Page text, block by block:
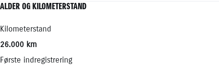
ALDER OG KILOMETERSTAND
Kilometerstand
26.000 km
Første indregistrering
MOTOR OG YDELSE
0-100 km/t
7,40 sek.
Tophastighed
ELEKTRISKE EGENSKABER
Batteristørrelse
13,80 kWh
Rækkevidde (WLTP)
RUMMELIGHED OG MÅL
Køreklar vægt
1731 kg
Totalvægt
ØKONOMI
Brændstofforbrug (WLTP)
125,00 km/l
Grøn ejerafgift (årlig)